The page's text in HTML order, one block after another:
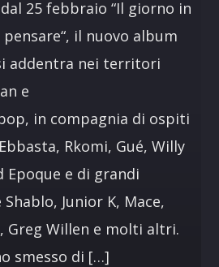
25 febbraio “Il giorno in
il nuovo album
addentra nei territori
e
in compagnia di ospiti
Rkomi, Gué, Willy
Epoque e di grandi
Junior K, Mace,
Greg Willen e molti altri.
smesso di […]